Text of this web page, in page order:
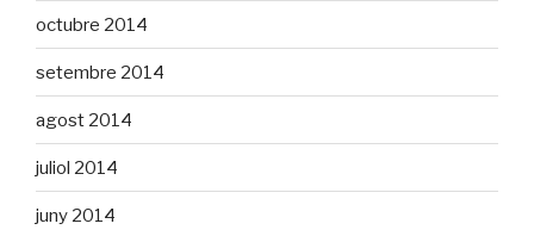
octubre 2014
setembre 2014
agost 2014
juliol 2014
juny 2014